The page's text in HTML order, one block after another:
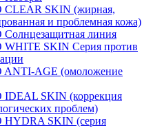
CLEAR SKIN (жирная,
и проблемная кожа)
Солнцезащитная линия
WHITE SKIN Серия против
ANTI-AGE (омоложение
IDEAL SKIN (коррекция
проблем)
HYDRA SKIN (серия